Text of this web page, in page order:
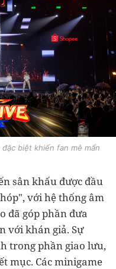
biệt khiến fan mê mẩn
sân khấu được đầu
với hệ thống âm
đã góp phần đưa
với khán giả. Sự
trong phần giao lưu,
mục. Các minigame